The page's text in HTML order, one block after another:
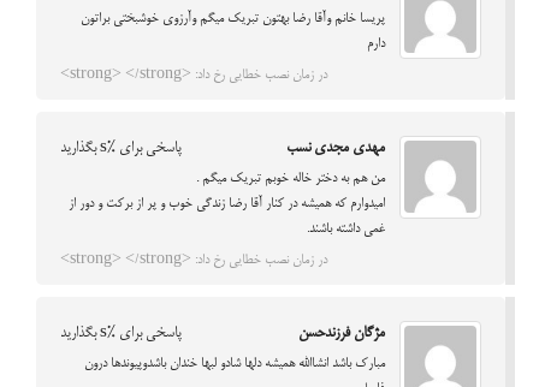
پریسا خانم وآقا رضا بهتون تبریک میگم وآرزوی خوشبختی براتون
دارم
در زمان نصب خطایی رخ داد: <strong> </strong>
مهدی مجدی نسب پاسخی برای %s بگذارید
من هم به دختر خاله خوبم تبریک میگم .
امیدوارم که همیشه در کنار آقا رضا زندگی خوب و پر از برکت و دور از
غمی داشته باشند.
در زمان نصب خطایی رخ داد: <strong> </strong>
مژگان فرزندحسن پاسخی برای %s بگذارید
مبارک باشد انشاالله همیشه دلها شادو لبها خندان باشدوپیوندها درون